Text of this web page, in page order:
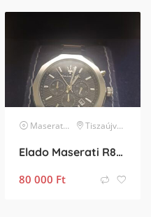
Maserati karóraTiszaújváros
Elado Maserati R8873642001
80 000 Ft